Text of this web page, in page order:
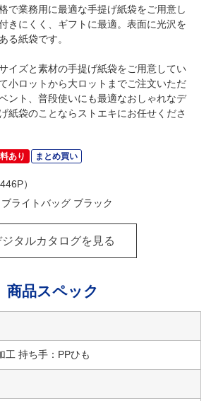
で業務用に最適な手提げ紙袋をご用意し
きにくく、ギフトに最適。表面に光沢を
る紙袋です。
イズと素材の手提げ紙袋をご用意してい
小ロットから大ロットまでご注文いただ
ント、普段使いにも最適なおしゃれなデ
紙袋のことならストエキにお任せくださ
あり まとめ買い
）
ライトバッグ ブラック
ジタルカタログを見る
商品スペック
工 持ち手：PPひも